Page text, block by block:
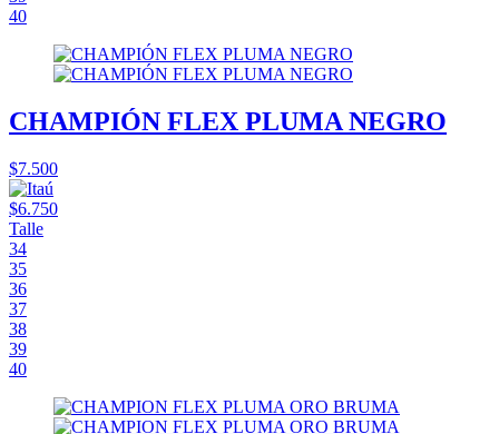
40
CHAMPIÓN FLEX PLUMA NEGRO
$7.500
$6.750
Talle
34
35
36
37
38
39
40